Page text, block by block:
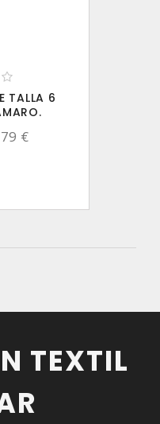
TALLA 6
€
TEXTIL